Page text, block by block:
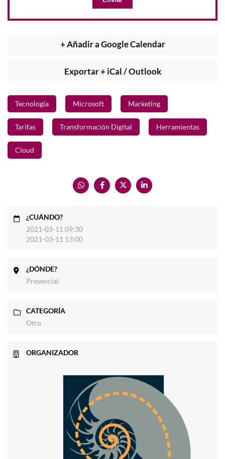
+ Añadir a Google Calendar
Exportar + iCal / Outlook
Tecnología Microsoft Marketing
Tarifas Transformación Digital Herramientas
Cloud
¿CUÁNDO?
2021-03-11 09:30
2021-03-11 13:00
¿DÓNDE?
Presencial
CATEGORÍA
Otro
ORGANIZADOR